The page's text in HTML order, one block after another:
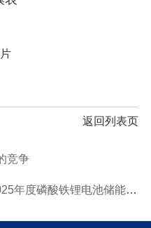
返回列表页
竞争
磷酸铁锂电池储能系统集采！